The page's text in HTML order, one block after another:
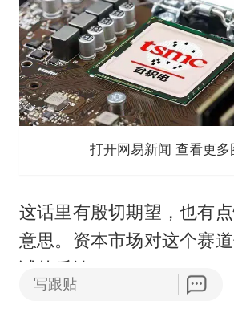
打开网易新闻 查看更多
这话里有殷切期望，也有
意思。资本市场对这个赛
诚的反馈。
写跟贴